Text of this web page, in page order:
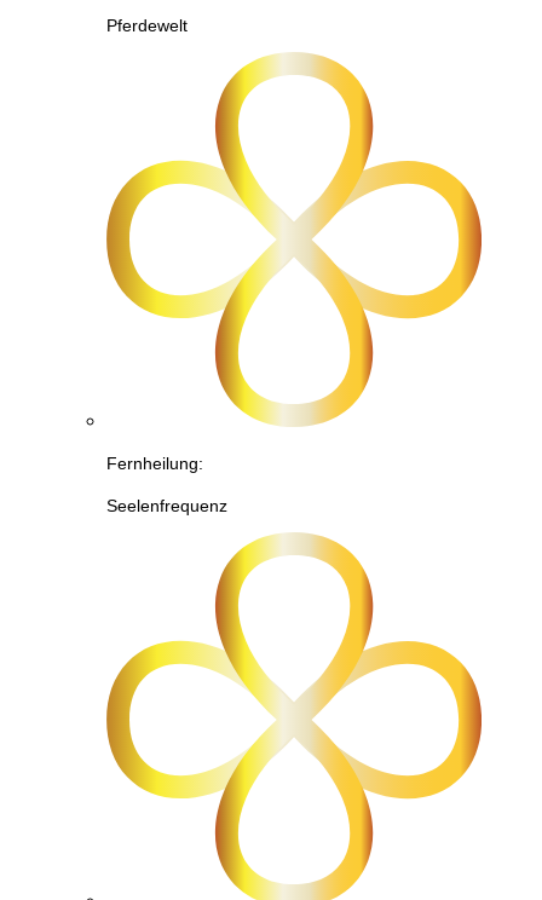
Pferdewelt
Fernheilung:
Seelenfrequenz